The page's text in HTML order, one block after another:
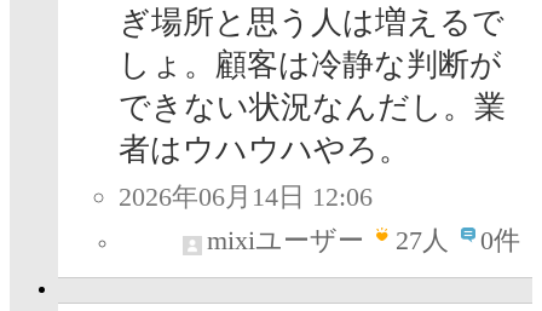
ぎ場所と思う人は増えるで
しょ。顧客は冷静な判断が
できない状況なんだし。業
者はウハウハやろ。
2026年06月14日 12:06
mixiユーザー
27人 0件